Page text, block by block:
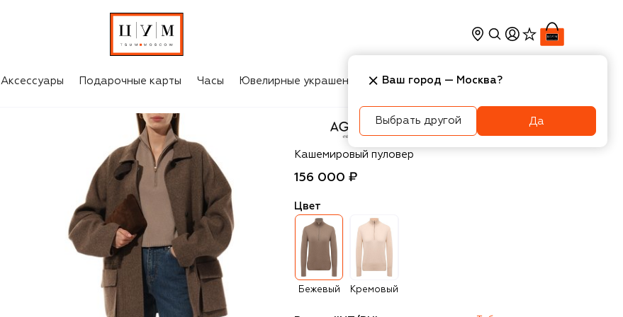
Аксессуары Подарочные карты Часы Ювелирные украшения Косметика Интерьер
Agnona
Кашемировый пуловер
156 000 ₽
Цвет
Бежевый Кремовый
Ваш город — Москва?
Выбрать другой Да